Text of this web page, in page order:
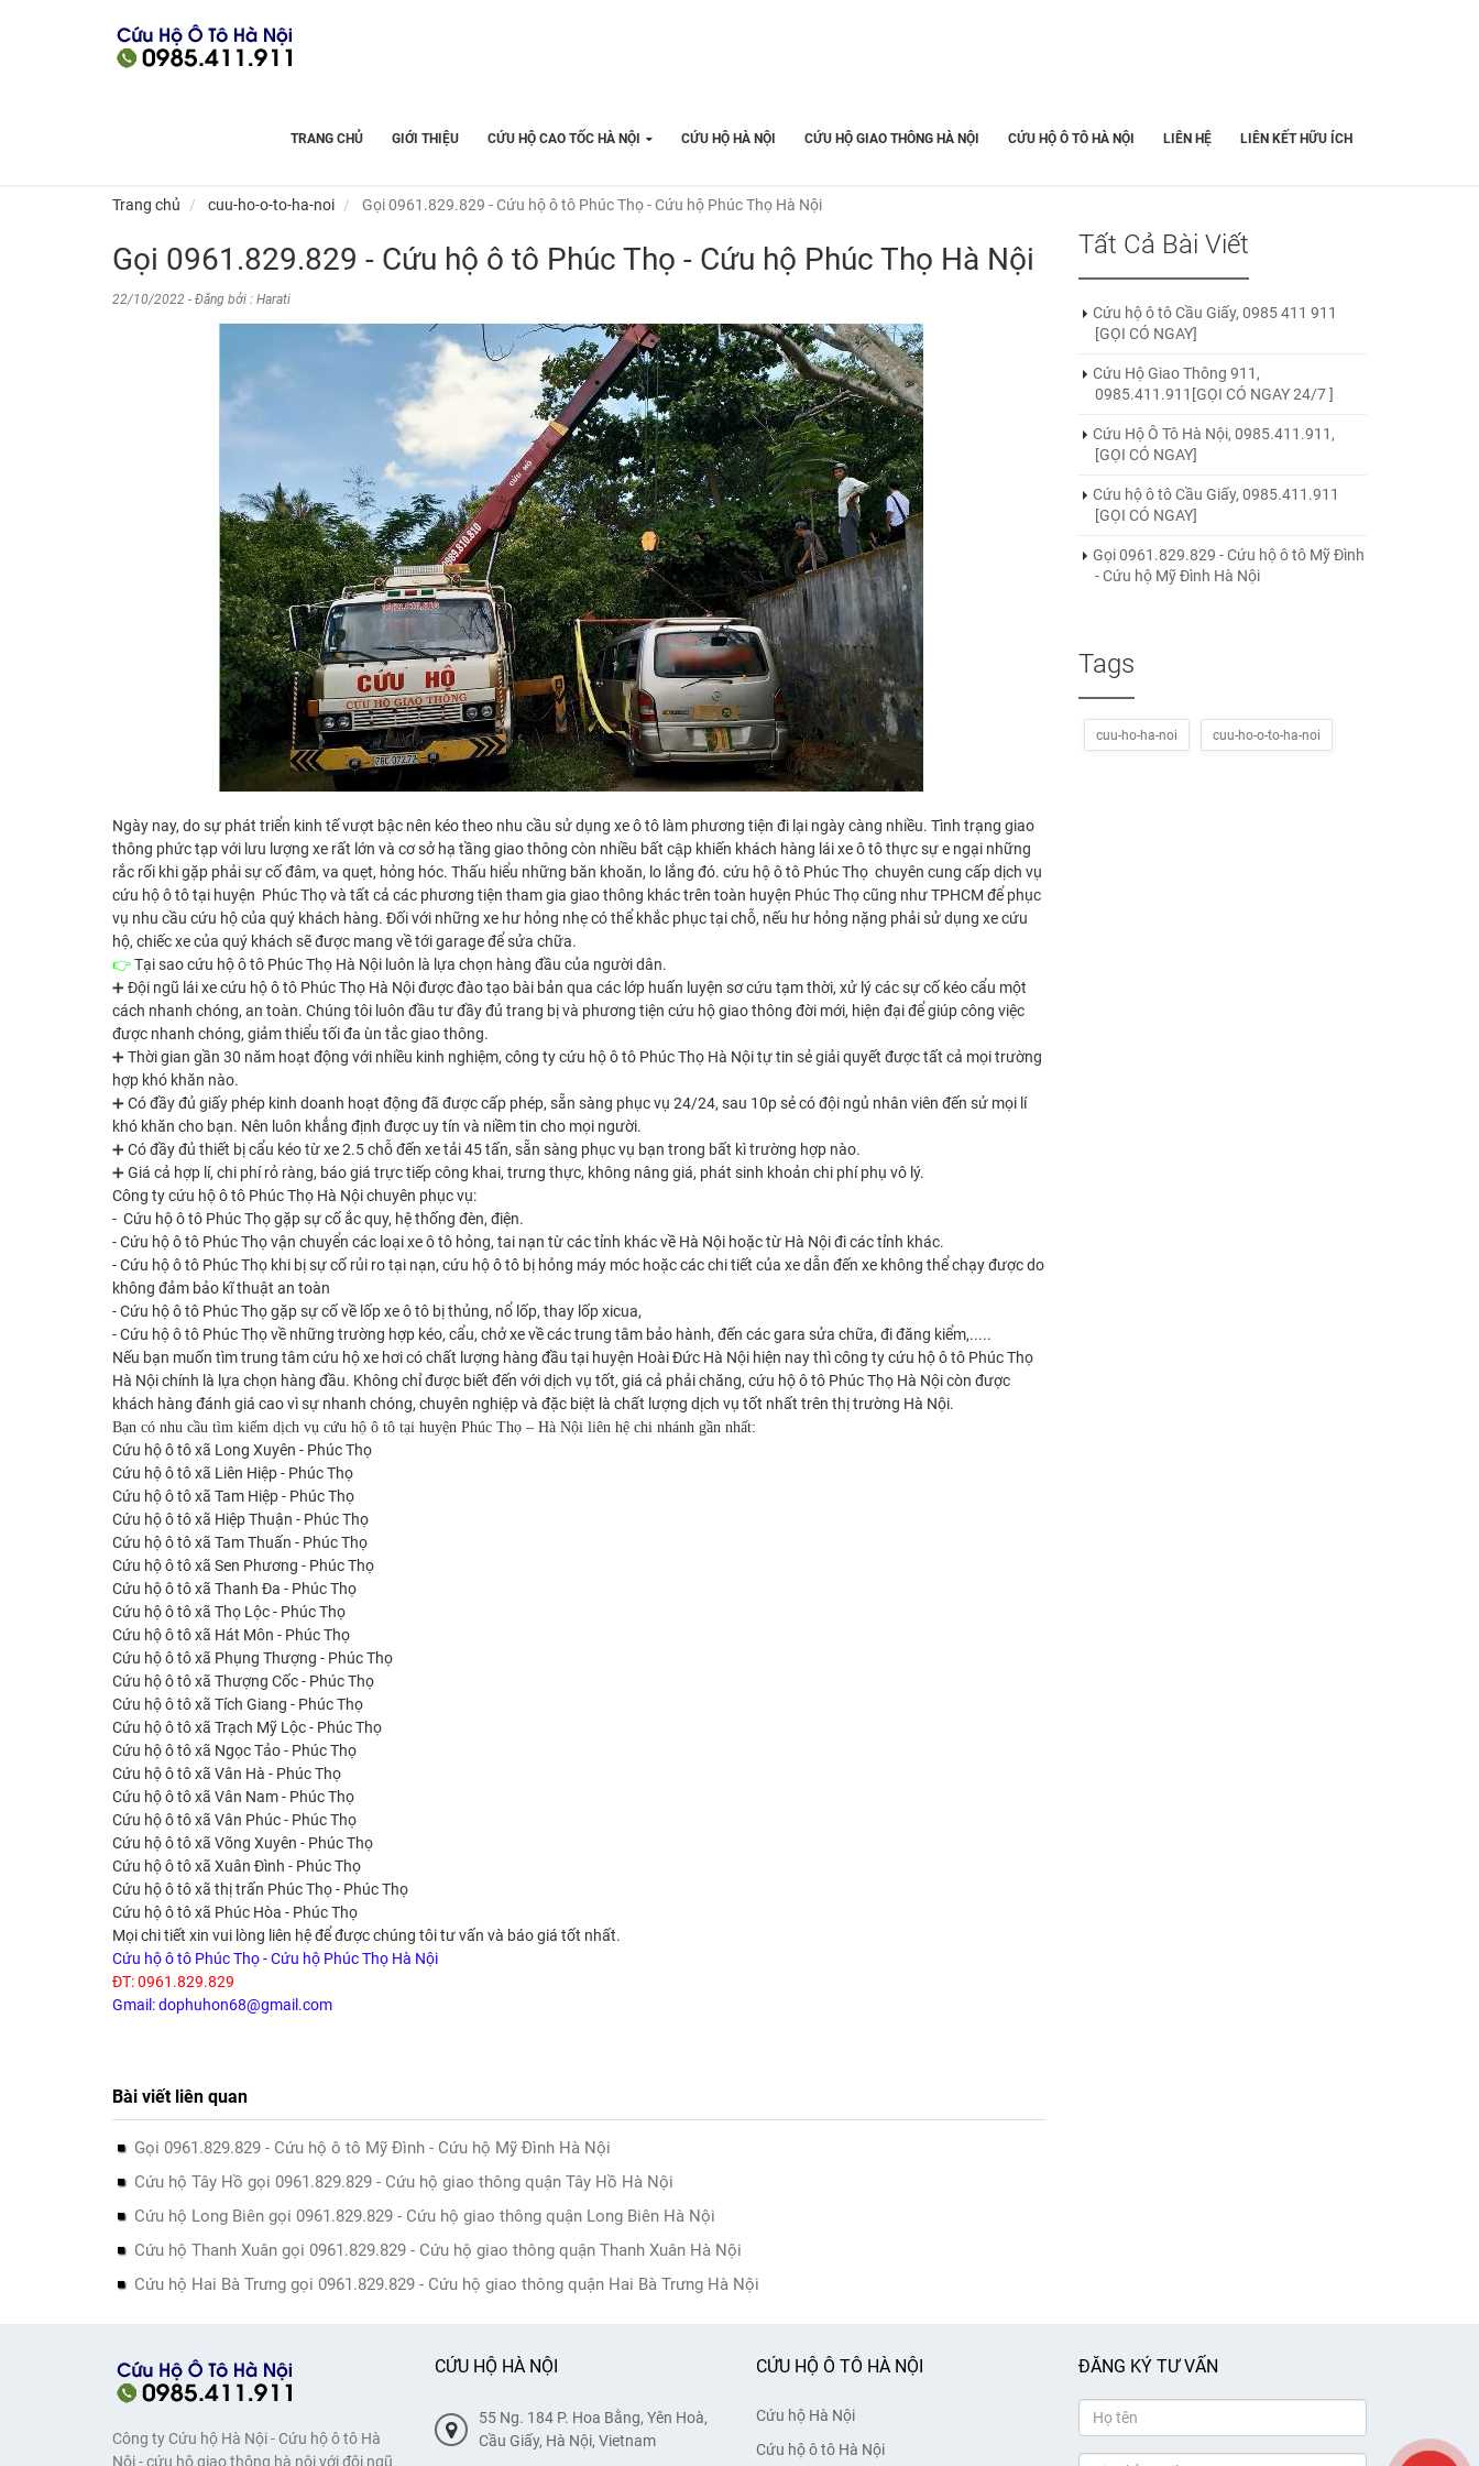
TRANG CHỦ GIỚI THIỆU CỨU HỘ CAO TỐC HÀ NỘI CỨU HỘ HÀ NỘI CỨU HỘ GIAO THÔNG HÀ NỘI CỨU HỘ Ô TÔ HÀ NỘI LIÊN HỆ LIÊN KẾT HỮU ÍCH
Trang chủ cuu-ho-o-to-ha-noi Gọi 0961.829.829 - Cứu hộ ô tô Phúc Thọ - Cứu hộ Phúc Thọ Hà Nội
Gọi 0961.829.829 - Cứu hộ ô tô Phúc Thọ - Cứu hộ Phúc Thọ Hà Nội
22/10/2022 - Đăng bởi : Harati
Ngày nay, do sự phát triển kinh tế vượt bậc nên kéo theo nhu cầu sử dụng xe ô tô làm phương tiện đi lại ngày càng nhiều. Tình trạng giao
thông phức tạp với lưu lượng xe rất lớn và cơ sở hạ tầng giao thông còn nhiều bất cập khiến khách hàng lái xe ô tô thực sự e ngại những
rắc rối khi gặp phải sự cố đâm, va quẹt, hỏng hóc. Thấu hiểu những băn khoăn, lo lắng đó. cứu hộ ô tô Phúc Thọ chuyên cung cấp dịch vụ
cứu hộ ô tô tại huyện Phúc Thọ và tất cả các phương tiện tham gia giao thông khác trên toàn huyện Phúc Thọ cũng như TPHCM để phục
vụ nhu cầu cứu hộ của quý khách hàng. Đối với những xe hư hỏng nhẹ có thể khắc phục tại chỗ, nếu hư hỏng nặng phải sử dụng xe cứu
hộ, chiếc xe của quý khách sẽ được mang về tới garage để sửa chữa.
👉Tại sao cứu hộ ô tô Phúc Thọ Hà Nội luôn là lựa chọn hàng đầu của người dân.
➕ Đội ngũ lái xe cứu hộ ô tô Phúc Thọ Hà Nội được đào tạo bài bản qua các lớp huấn luyện sơ cứu tạm thời, xử lý các sự cố kéo cẩu một
cách nhanh chóng, an toàn. Chúng tôi luôn đầu tư đầy đủ trang bị và phương tiện cứu hộ giao thông đời mới, hiện đại để giúp công việc
được nhanh chóng, giảm thiểu tối đa ùn tắc giao thông.
➕ Thời gian gần 30 năm hoạt động với nhiều kinh nghiệm, công ty cứu hộ ô tô Phúc Thọ Hà Nội tự tin sẻ giải quyết được tất cả mọi trường
hợp khó khăn nào.
➕ Có đầy đủ giấy phép kinh doanh hoạt động đã được cấp phép, sẵn sàng phục vụ 24/24, sau 10p sẻ có đội ngủ nhân viên đến sử mọi lí
khó khăn cho bạn. Nên luôn khẳng định được uy tín và niềm tin cho mọi người.
➕ Có đầy đủ thiết bị cẩu kéo từ xe 2.5 chỗ đến xe tải 45 tấn, sẵn sàng phục vụ bạn trong bất kì trường hợp nào.
➕ Giá cả hợp lí, chi phí rỏ ràng, báo giá trực tiếp công khai, trưng thực, không nâng giá, phát sinh khoản chi phí phụ vô lý.
Công ty cứu hộ ô tô Phúc Thọ Hà Nội chuyên phục vụ:
- Cứu hộ ô tô Phúc Thọ gặp sự cố ắc quy, hệ thống đèn, điện.
- Cứu hộ ô tô Phúc Thọ vận chuyển các loại xe ô tô hỏng, tai nạn từ các tỉnh khác về Hà Nội hoặc từ Hà Nội đi các tỉnh khác.
- Cứu hộ ô tô Phúc Thọ khi bị sự cố rủi ro tại nạn, cứu hộ ô tô bị hỏng máy móc hoặc các chi tiết của xe dẫn đến xe không thể chạy được do
không đảm bảo kĩ thuật an toàn
- Cứu hộ ô tô Phúc Thọ gặp sự cố về lốp xe ô tô bị thủng, nổ lốp, thay lốp xicua,
- Cứu hộ ô tô Phúc Thọ về những trường hợp kéo, cẩu, chở xe về các trung tâm bảo hành, đến các gara sửa chữa, đi đăng kiểm,.....
Nếu bạn muốn tìm trung tâm cứu hộ xe hơi có chất lượng hàng đầu tại huyện Hoài Đức Hà Nội hiện nay thì công ty cứu hộ ô tô Phúc Thọ
Hà Nội chính là lựa chọn hàng đầu. Không chỉ được biết đến với dịch vụ tốt, giá cả phải chăng, cứu hộ ô tô Phúc Thọ Hà Nội còn được
khách hàng đánh giá cao vì sự nhanh chóng, chuyên nghiệp và đặc biệt là chất lượng dịch vụ tốt nhất trên thị trường Hà Nội.
Bạn có nhu cầu tìm kiếm dịch vụ cứu hộ ô tô tại huyện Phúc Thọ – Hà Nội liên hệ chi nhánh gần nhất:
Cứu hộ ô tô xã Long Xuyên - Phúc Thọ
Cứu hộ ô tô xã Liên Hiệp - Phúc Thọ
Cứu hộ ô tô xã Tam Hiệp - Phúc Thọ
Cứu hộ ô tô xã Hiệp Thuận - Phúc Thọ
Cứu hộ ô tô xã Tam Thuấn - Phúc Thọ
Cứu hộ ô tô xã Sen Phương - Phúc Thọ
Cứu hộ ô tô xã Thanh Đa - Phúc Thọ
Cứu hộ ô tô xã Thọ Lộc - Phúc Thọ
Cứu hộ ô tô xã Hát Môn - Phúc Thọ
Cứu hộ ô tô xã Phụng Thượng - Phúc Thọ
Cứu hộ ô tô xã Thượng Cốc - Phúc Thọ
Cứu hộ ô tô xã Tích Giang - Phúc Thọ
Cứu hộ ô tô xã Trạch Mỹ Lộc - Phúc Thọ
Cứu hộ ô tô xã Ngọc Tảo - Phúc Thọ
Cứu hộ ô tô xã Vân Hà - Phúc Thọ
Cứu hộ ô tô xã Vân Nam - Phúc Thọ
Cứu hộ ô tô xã Vân Phúc - Phúc Thọ
Cứu hộ ô tô xã Võng Xuyên - Phúc Thọ
Cứu hộ ô tô xã Xuân Đình - Phúc Thọ
Cứu hộ ô tô xã thị trấn Phúc Thọ - Phúc Thọ
Cứu hộ ô tô xã Phúc Hòa - Phúc Thọ
Mọi chi tiết xin vui lòng liên hệ để được chúng tôi tư vấn và báo giá tốt nhất.
Cứu hộ ô tô Phúc Thọ - Cứu hộ Phúc Thọ Hà Nội
ĐT: 0961.829.829
Gmail: dophuhon68@gmail.com
Bài viết liên quan
Gọi 0961.829.829 - Cứu hộ ô tô Mỹ Đình - Cứu hộ Mỹ Đình Hà Nội
Cứu hộ Tây Hồ gọi 0961.829.829 - Cứu hộ giao thông quận Tây Hồ Hà Nội
Cứu hộ Long Biên gọi 0961.829.829 - Cứu hộ giao thông quận Long Biên Hà Nội
Cứu hộ Thanh Xuân gọi 0961.829.829 - Cứu hộ giao thông quận Thanh Xuân Hà Nội
Cứu hộ Hai Bà Trưng gọi 0961.829.829 - Cứu hộ giao thông quận Hai Bà Trưng Hà Nội
Tất Cả Bài Viết
Cứu hộ ô tô Cầu Giấy, 0985 411 911
[GỌI CÓ NGAY]
Cứu Hộ Giao Thông 911,
0985.411.911[GỌI CÓ NGAY 24/7 ]
Cứu Hộ Ô Tô Hà Nội, 0985.411.911,
[GỌI CÓ NGAY]
Cứu hộ ô tô Cầu Giấy, 0985.411.911
[GỌI CÓ NGAY]
Gọi 0961.829.829 - Cứu hộ ô tô Mỹ Đình
- Cứu hộ Mỹ Đình Hà Nội
Tags
cuu-ho-ha-noi cuu-ho-o-to-ha-noi
Công ty Cứu hộ Hà Nội - Cứu hộ ô tô Hà
Nội - cứu hộ giao thông hà nội với đội ngũ
CỨU HỘ HÀ NỘI
55 Ng. 184 P. Hoa Bằng, Yên Hoà,
Cầu Giấy, Hà Nội, Vietnam
CỨU HỘ Ô TÔ HÀ NỘI
Cứu hộ Hà Nội
Cứu hộ ô tô Hà Nội
ĐĂNG KÝ TƯ VẤN